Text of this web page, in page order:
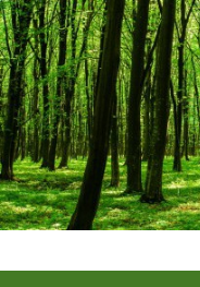
Skip
to
content